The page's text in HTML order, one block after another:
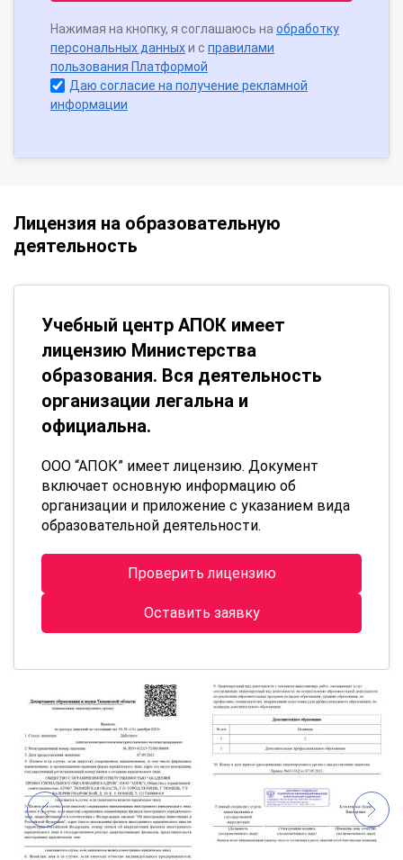
Нажимая на кнопку, я соглашаюсь на обработку
персональных данныхи с правилами
пользования Платформой
Даю согласие на получение рекламной
информации
Лицензия на образовательную
деятельность
Учебный центр АПОК имеет
лицензию Министерства
образования. Вся деятельность
организации легальна и
официальна.
ООО “АПОК” имеет лицензию. Документ
включает основную информацию об
организации и приложение с указанием вида
образовательной деятельности.
Проверить лицензию
Оставить заявку